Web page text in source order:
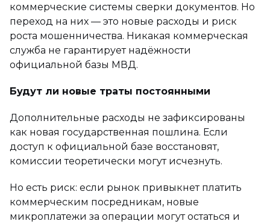
коммерческие системы сверки документов. Но
переход на них — это новые расходы и риск
роста мошенничества. Никакая коммерческая
служба не гарантирует надёжности
официальной базы МВД.
Будут ли новые траты постоянными
Дополнительные расходы не зафиксированы
как новая государственная пошлина. Если
доступ к официальной базе восстановят,
комиссии теоретически могут исчезнуть.
Но есть риск: если рынок привыкнет платить
коммерческим посредникам, новые
микроплатежи за операции могут остаться и